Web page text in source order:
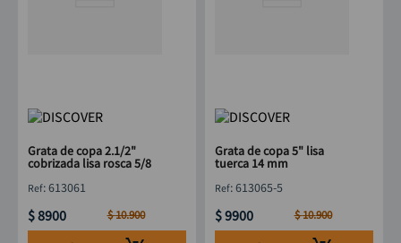
Grata de copa 2.1/2"
cobrizada lisa rosca 5/8
:613061
$8900 $10.900
Grata de copa 5" lisa
tuerca 14 mm
:613065-5
$9900 $10.900